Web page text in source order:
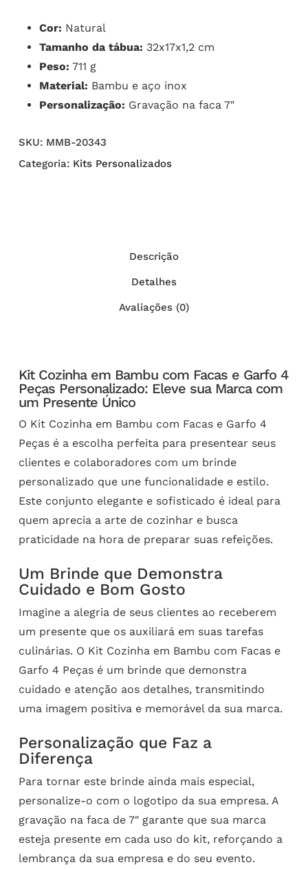
Cor: Natural
Tamanho da tábua: 32x17x1,2 cm
Peso: 711 g
Material: Bambu e aço inox
Personalização: Gravação na faca 7″
SKU: MMB-20343
Categoria: Kits Personalizados
Descrição
Detalhes
Avaliações (0)
Kit Cozinha em Bambu com Facas e Garfo 4
Peças Personalizado: Eleve sua Marca com
um Presente Único
O Kit Cozinha em Bambu com Facas e Garfo 4
Peças é a escolha perfeita para presentear seus
clientes e colaboradores com um brinde
personalizado que une funcionalidade e estilo.
Este conjunto elegante e sofisticado é ideal para
quem aprecia a arte de cozinhar e busca
praticidade na hora de preparar suas refeições.
Um Brinde que Demonstra
Cuidado e Bom Gosto
Imagine a alegria de seus clientes ao receberem
um presente que os auxiliará em suas tarefas
culinárias. O Kit Cozinha em Bambu com Facas e
Garfo 4 Peças é um brinde que demonstra
cuidado e atenção aos detalhes, transmitindo
uma imagem positiva e memorável da sua marca.
Personalização que Faz a
Diferença
Para tornar este brinde ainda mais especial,
personalize-o com o logotipo da sua empresa. A
gravação na faca de 7″ garante que sua marca
esteja presente em cada uso do kit, reforçando a
lembrança da sua empresa e do seu evento.